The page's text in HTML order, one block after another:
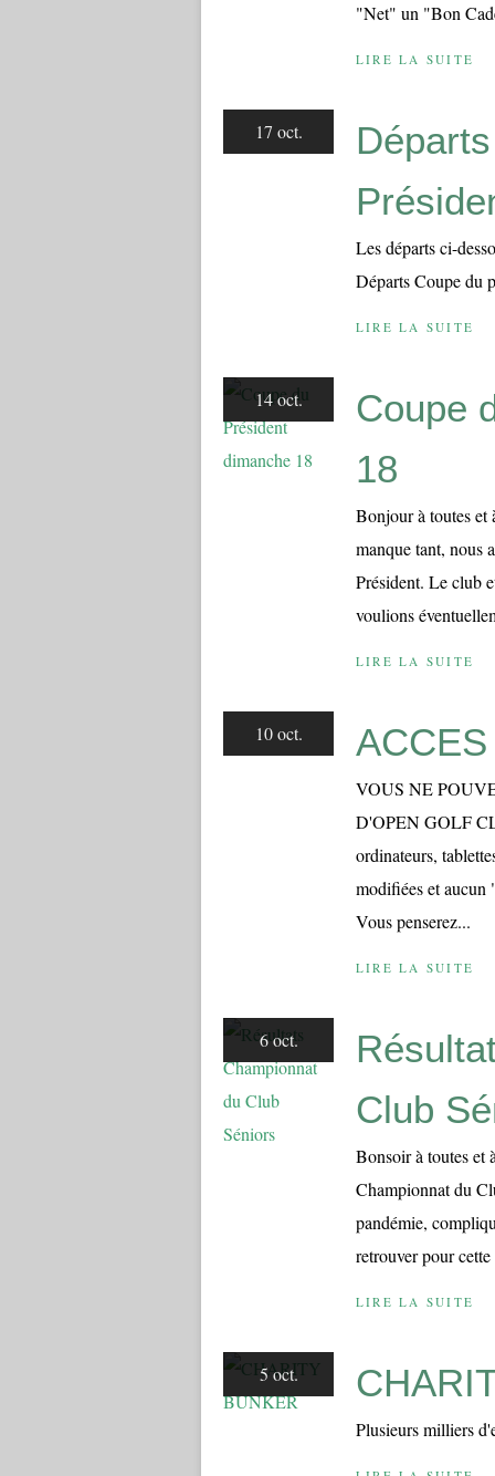
"Net" un "Bon
LIRE LA SUITE
17 oct.
Les départs ci-
Départs Coupe du
LIRE LA SUITE
14 oct.
Coupe
18
Bonjour à toutes et
manque tant, nous
Président. Le club
voulions
LIRE LA SUITE
10 oct.
VOUS NE
D'OPEN GOLF
ordinateurs,
modifiées et
Vous penserez...
LIRE LA SUITE
6 oct.
Club
Bonsoir à toutes et
Championnat du
pandémie,
retrouver pour
LIRE LA SUITE
5 oct.
Plusieurs milliers